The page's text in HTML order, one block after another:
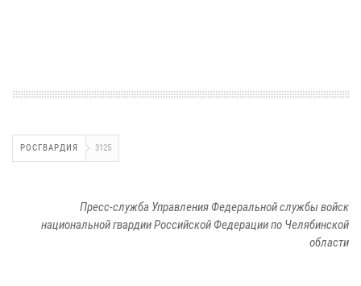
РОСГВАРДИЯ 3125
Пресс-служба Управления Федеральной службы войск
национальной гвардии Российской Федерации по Челябинской
области